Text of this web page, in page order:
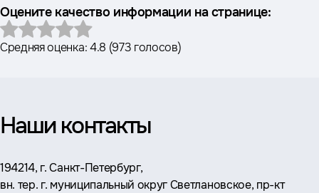
Оцените качество информации на странице:
Средняя оценка:4.8 (973 голосов)
Наши контакты
Адрес:
194214, г. Санкт-Петербург,
вн. тер. г. муниципальный округ Светлановское, пр-кт